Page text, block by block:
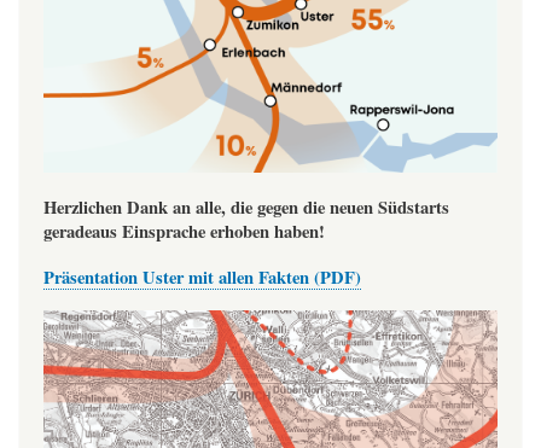
Herzlichen Dank an alle, die gegen die neuen Südstarts
geradeaus Einsprache erhoben haben!
Präsentation Uster mit allen Fakten (PDF)